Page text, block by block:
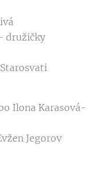
družičky
Ilona Karasová-
Jegorov